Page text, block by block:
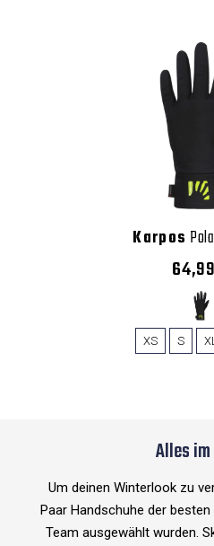
Karpos
XS S
Alles
Um deinen Winterlook zu
Paar Handschuhe der
Team ausgewählt wurden.